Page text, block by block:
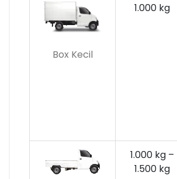
Box Kecil
1.000 kg
1.000 kg –
1.500 kg